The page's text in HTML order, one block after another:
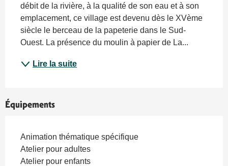
débit de la rivière, à la qualité de son eau et à son
emplacement, ce village est devenu dès le XVème
siècle le berceau de la papeterie dans le Sud-
Ouest. La présence du moulin à papier de La...
Lire la suite
Équipements
Animation thématique spécifique
Atelier pour adultes
Atelier pour enfants